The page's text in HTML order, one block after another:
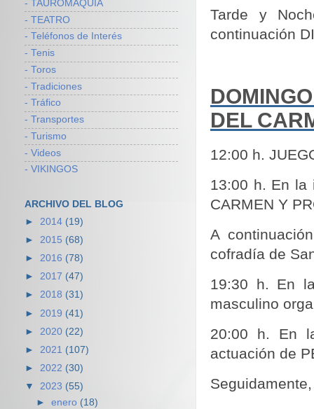
Tarde y
continuación
DEL
12:00 h.
13:00 h. En la
CARMEN Y
A
cofradía de
19:30 h. En
masculi­no
20:00 h. En
actuación de
- TAUROMAQUIA
- TEATRO
- Teléfonos de Interés
- Tenis
- Toros
- Tradiciones
- Tráfico
- Transportes
- Turismo
- Videos
- VIKINGOS
ARCHIVO DEL BLOG
► 2014 (19)
► 2015 (68)
► 2016 (78)
► 2017 (47)
► 2018 (31)
► 2019 (41)
► 2020 (22)
► 2021 (107)
► 2022 (30)
▼ 2023 (55)
►enero (18)